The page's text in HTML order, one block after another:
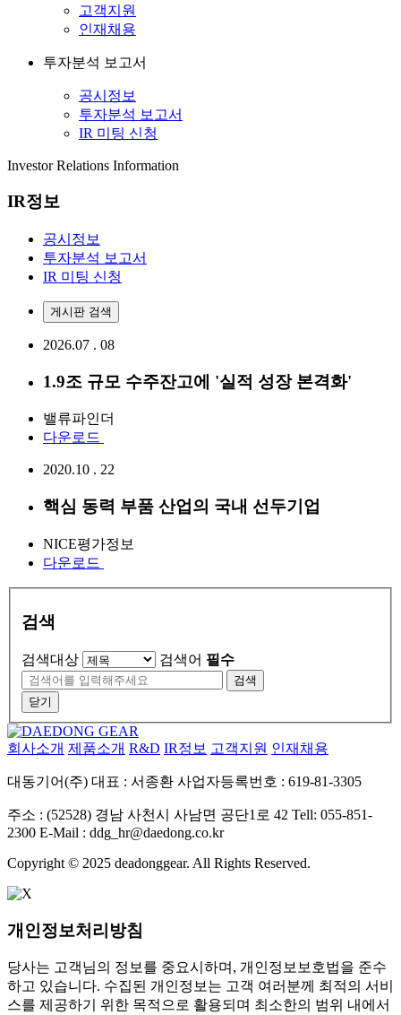
고객지원
인재채용
투자분석 보고서
공시정보
투자분석 보고서
IR 미팅 신청
Investor Relations Information
IR정보
공시정보
투자분석 보고서
IR 미팅 신청
게시판 검색
2026.07 . 08
1.9조 규모 수주잔고에 '실적 성장 본격화'
밸류파인더
다운로드
2020.10 . 22
핵심 동력 부품 산업의 국내 선두기업
NICE평가정보
다운로드
검색
검색대상 검색어 필수
검색
닫기
회사소개 제품소개 R&D IR정보 고객지원 인재채용
대동기어(주) 대표 : 서종환 사업자등록번호 : 619-81-3305
주소 : (52528) 경남 사천시 사남면 공단1로 42 Tell: 055-851-
2300 E-Mail : ddg_hr@daedong.co.kr
Copyright © 2025 deadonggear. All Rights Reserved.
개인정보처리방침
당사는 고객님의 정보를 중요시하며, 개인정보보호법을 준수
하고 있습니다. 수집된 개인정보는 고객 여러분께 최적의 서비
스를 제공하기 위한 목적으로 활용되며 최소한의 범위 내에서